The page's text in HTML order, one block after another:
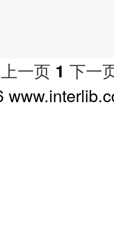
一页 1 下一